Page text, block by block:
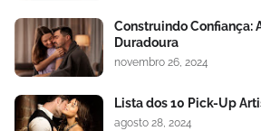
Construindo Confiança:
Duradoura
novembro 26, 2024
Lista dos 10 Pick-Up
agosto 28, 2024